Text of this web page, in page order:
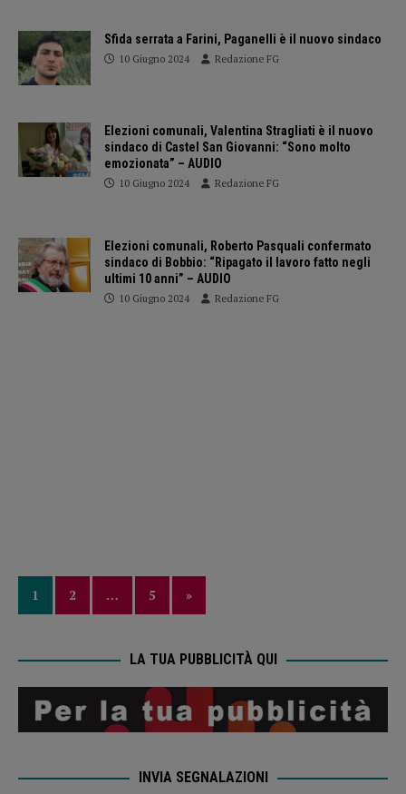
Sfida serrata a Farini, Paganelli è il nuovo sindaco
10 Giugno 2024 Redazione FG
Elezioni comunali, Valentina Stragliati è il nuovo
sindaco di Castel San Giovanni: “Sono molto
emozionata” – AUDIO
10 Giugno 2024 Redazione FG
Elezioni comunali, Roberto Pasquali confermato
sindaco di Bobbio: “Ripagato il lavoro fatto negli
ultimi 10 anni” – AUDIO
10 Giugno 2024 Redazione FG
1 2 … 5 »
LA TUA PUBBLICITÀ QUI
INVIA SEGNALAZIONI